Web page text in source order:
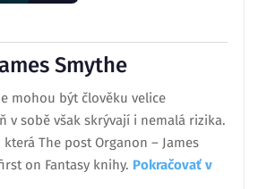
Smythe
mohou být člověku velice
v sobě však skrývají i nemalá rizika.
The post Organon – James
on Fantasy knihy. Pokračovať v